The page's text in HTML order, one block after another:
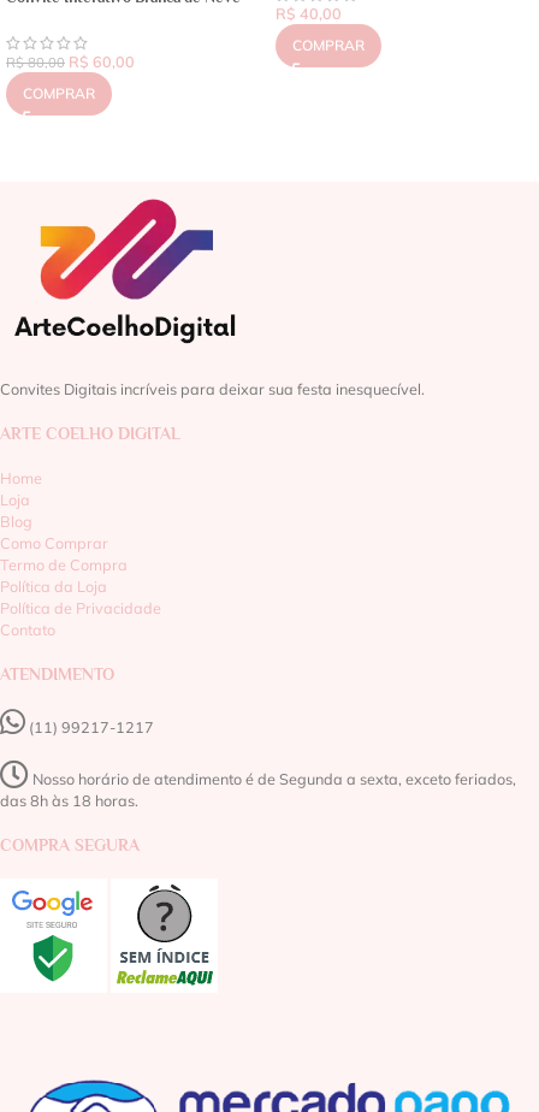
R$80,00 R$ 60,00
COMPRAR
R$ 40,00
COMPRAR
Convites Digitais incríveis para deixar sua festa inesquecível.
ARTE COELHO DIGITAL
Home
Loja
Blog
Como Comprar
Termo de Compra
Política da Loja
Política de Privacidade
Contato
ATENDIMENTO
(11) 99217-1217‬
Nosso horário de atendimento é de Segunda a sexta, exceto feriados,
das 8h às 18 horas.
COMPRA SEGURA